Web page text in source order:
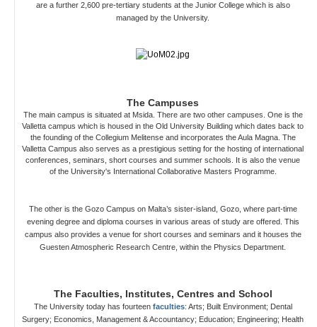
are a further 2,600 pre-tertiary students at the Junior College which is also
managed by the University.
The Campuses
The main campus is situated at Msida. There are two other campuses. One is the
Valletta campus which is housed in the Old University Building which dates back to
the founding of the Collegium Melitense and incorporates the Aula Magna. The
Valletta Campus also serves as a prestigious setting for the hosting of international
conferences, seminars, short courses and summer schools. It is also the venue
of the University's International Collaborative Masters Programme.
The other is the Gozo Campus on Malta’s sister-island, Gozo, where part-time
evening degree and diploma courses in various areas of study are offered. This
campus also provides a venue for short courses and seminars and it houses the
Guesten Atmospheric Research Centre, within the Physics Department.
The Faculties, Institutes, Centres and School
The University today has fourteen faculties: Arts; Built Environment; Dental
Surgery; Economics, Management & Accountancy; Education; Engineering; Health